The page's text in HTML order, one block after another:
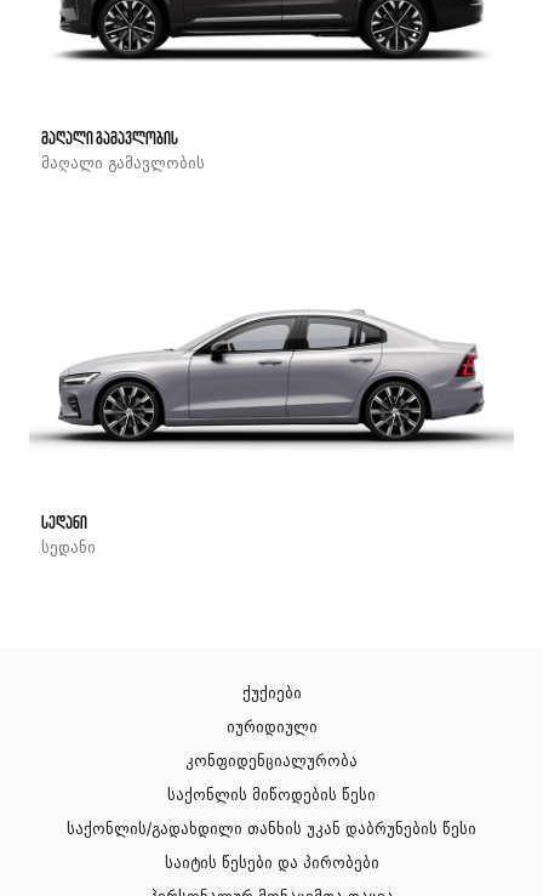
მაღალი გამავლობის
მაღალი გამავლობის
სედანი
სედანი
ქუქიები
იურიდიული
კონფიდენციალურობა
საქონლის მიწოდების წესი
საქონლის/გადახდილი თანხის უკან დაბრუნების წესი
საიტის წესები და პირობები